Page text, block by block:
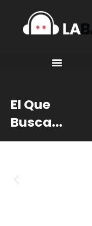
El Que
Busca...